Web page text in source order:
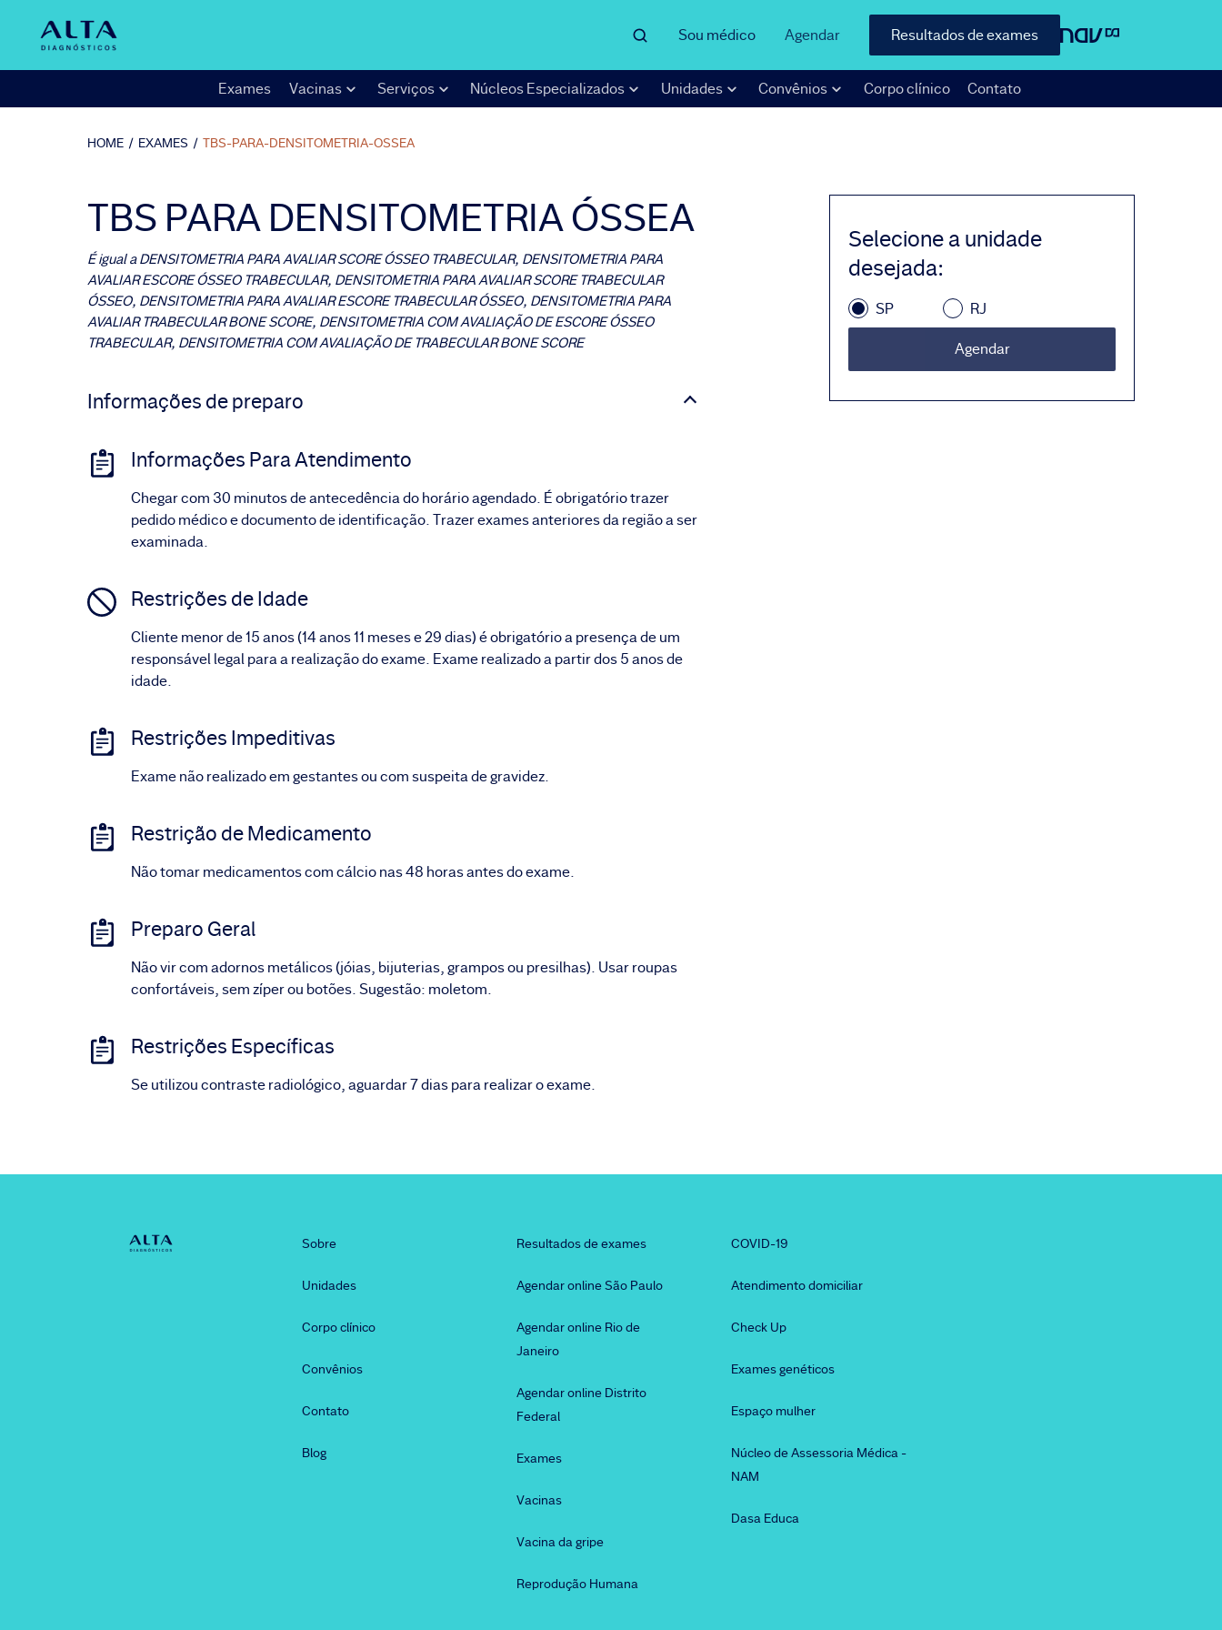
Sou médico Agendar Resultados de exames
Exames Vacinas Serviços Núcleos Especializados Unidades Convênios Corpo clínico Contato
HOME / EXAMES / TBS-PARA-DENSITOMETRIA-OSSEA
TBS PARA DENSITOMETRIA ÓSSEA
É igual a DENSITOMETRIA PARA AVALIAR SCORE ÓSSEO TRABECULAR, DENSITOMETRIA PARA
AVALIAR ESCORE ÓSSEO TRABECULAR, DENSITOMETRIA PARA AVALIAR SCORE TRABECULAR
ÓSSEO, DENSITOMETRIA PARA AVALIAR ESCORE TRABECULAR ÓSSEO, DENSITOMETRIA PARA
AVALIAR TRABECULAR BONE SCORE, DENSITOMETRIA COM AVALIAÇÃO DE ESCORE ÓSSEO
TRABECULAR, DENSITOMETRIA COM AVALIAÇÃO DE TRABECULAR BONE SCORE
Informações de preparo
Informações Para Atendimento
Chegar com 30 minutos de antecedência do horário agendado. É obrigatório trazer
pedido médico e documento de identificação. Trazer exames anteriores da região a ser
examinada.
Restrições de Idade
Cliente menor de 15 anos (14 anos 11 meses e 29 dias) é obrigatório a presença de um
responsável legal para a realização do exame. Exame realizado a partir dos 5 anos de
idade.
Restrições Impeditivas
Exame não realizado em gestantes ou com suspeita de gravidez.
Restrição de Medicamento
Não tomar medicamentos com cálcio nas 48 horas antes do exame.
Preparo Geral
Não vir com adornos metálicos (jóias, bijuterias, grampos ou presilhas). Usar roupas
confortáveis, sem zíper ou botões. Sugestão: moletom.
Restrições Específicas
Se utilizou contraste radiológico, aguardar 7 dias para realizar o exame.
Selecione a unidade
desejada:
SP RJ
Agendar
Sobre
Unidades
Corpo clínico
Convênios
Contato
Blog
Resultados de exames
Agendar online São Paulo
Agendar online Rio de
Janeiro
Agendar online Distrito
Federal
Exames
Vacinas
Vacina da gripe
Reprodução Humana
COVID-19
Atendimento domiciliar
Check Up
Exames genéticos
Espaço mulher
Núcleo de Assessoria Médica -
NAM
Dasa Educa